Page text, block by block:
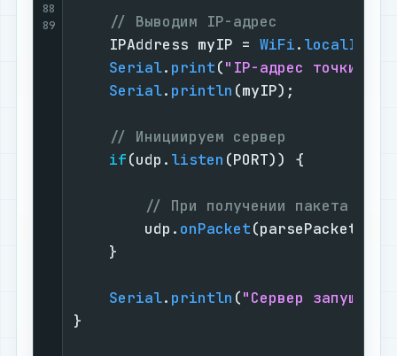
88
89
// Выводим IP-адрес
    IPAddress myIP =
WiFi. localIP
Serial. print("IP-адрес точки
Serial. println (myIP);
// Инициируем сервер
if(udp. listen (PORT)) {
// При получении пакета
        udp.
onPacket(parsePacket);
    }
Serial. println ("Сервер запущен."
}